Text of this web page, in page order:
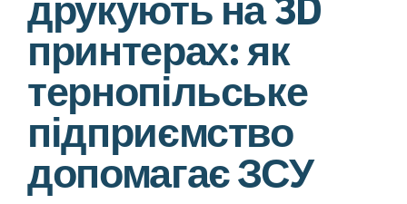
принтерах: як
тернопільське
підприємство
допомагає ЗСУ